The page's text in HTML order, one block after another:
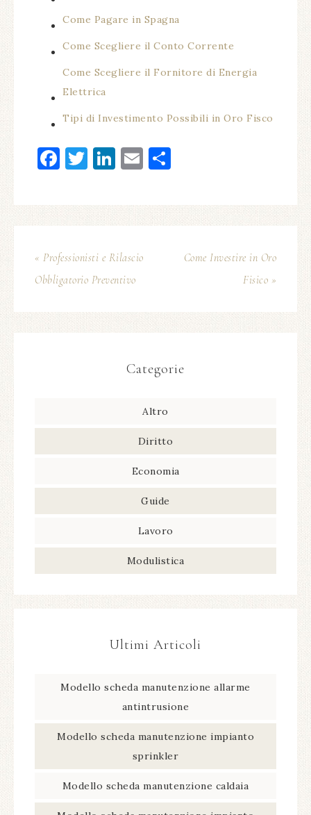
Come Pagare in Spagna
Come Scegliere il Conto Corrente
Come Scegliere il Fornitore di Energia
Elettrica
Tipi di Investimento Possibili in Oro Fisco
Facebook
Twitter
LinkedIn
Email
« Professionisti e Rilascio
Obbligatorio Preventivo
Come Investire in Oro
Fisico »
Categorie
Altro
Diritto
Economia
Guide
Lavoro
Modulistica
Ultimi Articoli
Modello scheda manutenzione allarme
antintrusione​
Modello scheda manutenzione impianto
sprinkler​
Modello scheda manutenzione caldaia​